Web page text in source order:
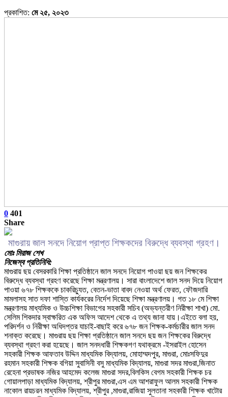
প্রকাশিত: মে ২৫, ২০২৩
0 401
Share
মাগুরায় জাল সনদে নিয়োগ প্রাপ্ত শিক্ষকদের বিরুদ্ধে ব্যবস্থা গ্রহণ।
মোঃ মিরাজ শেখ
নিজেস্ব প্রতিনিধি:
মাগুরায় ছয় বেসরকারি শিক্ষা প্রতিষ্ঠানে জাল সনদে নিয়োগ পাওয়া ছয় জন শিক্ষকের
বিরুদ্ধে ব্যবস্থা গ্রহণ করেছে শিক্ষা মন্ত্রণালয়। সারা বাংলাদেশে জাল সনদ দিয়ে নিয়োগ
পাওয়া ৬৭৮ শিক্ষককে চাকরিচ্যুত, বেতন-ভাতা বাবদ নেওয়া অর্থ ফেরত, ফৌজদারি
মামলাসহ সাত দফা শাস্তি কার্যকরের নির্দেশ দিয়েছে শিক্ষা মন্ত্রণালয়। গত ১৮ মে শিক্ষা
মন্ত্রণালয় মাধ্যমিক ও উচ্চশিক্ষা বিভাগের সহকারী সচিব (অভ্যন্তরীণ নিরীক্ষা শাখা) মো.
সেলিম শিকদার স্বাক্ষরিত এক অফিস আদেশ থেকে এ তথ্য জানা যায়।এইতে বলা হয়,
পরিদর্শন ও নিরীক্ষা অধিদপ্তর যাচাই-বাছাই করে ৬৭৮ জন শিক্ষক-কর্মচারীর জাল সনদ
শনাক্ত করেছে। মাগুরায় ছয় শিক্ষা প্রতিষ্ঠানে জাল সনদে ছয় জন শিক্ষকের বিরুদ্ধে
ব্যবস্থা গ্রহণ করা হয়েছে। জাল সনদধারী শিক্ষকগণ যথাক্রমে -ইসরাইল হোসেন
সহকারী শিক্ষক আফতাব উদ্দিন মাধ্যমিক বিদ্যালয়, মোহাম্মদপুর, মাগুরা, মোঃসফিদুর
রহমান সহকারী শিক্ষক বগিয়া সুবাসিনী বসু মাধ্যমিক বিদ্যালয়, মাগুরা সদর মাগুরা,জিনাত
রেহেনা প্রভাষক নজির আহমেদ কলেজ মাগুরা সদর,বিলকিস বেগম সহকারী শিক্ষক চর
গোয়ালপাড়া মাধ্যমিক বিদ্যালয়, শ্রীপুর মাগুরা,এস এম আশরাফুল আলম সহকারী শিক্ষক
নাকোল রায়চরন মাধ্যমিক বিদ্যালয়, শ্রীপুর ,মাগুরা,রাজিয়া সুলতানা সহকারী শিক্ষক খাটোর